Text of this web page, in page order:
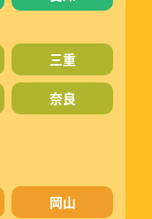
三重
奈良
岡山